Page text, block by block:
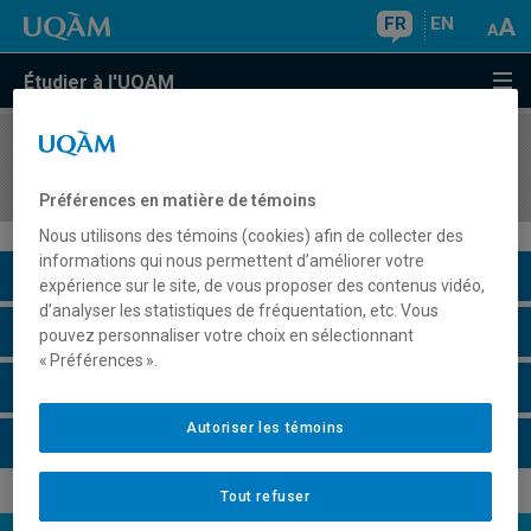
FR EN
Étudier à l'UQAM
COURS//
Description du cours
Horaire - Été 2026
Préférences en matière de témoins
Nous utilisons des témoins (cookies) afin de collecter des
informations qui nous permettent d’améliorer votre
expérience sur le site, de vous proposer des contenus vidéo,
d’analyser les statistiques de fréquentation, etc. Vous
pouvez personnaliser votre choix en sélectionnant
« Préférences ».
Tout refuser
Autoriser les témoins